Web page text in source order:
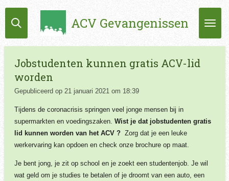
Ga
direct
de
hoofdinhoud
ACV Gevangenissen
Jobstudenten kunnen gratis ACV-lid
worden
Gepubliceerd op 21 januari 2021 om 18:39
Tijdens de coronacrisis springen veel jonge mensen bij in
supermarkten en voedingszaken. Wist je dat jobstudenten gratis
lid kunnen worden van het ACV ?Zorg dat je een leuke
werkervaring kan opdoen en check onze brochure op maat.
Je bent jong, je zit op school en je zoekt een studentenjob. Je wil
wat geld om je studies te betalen of je droomt van een auto, een